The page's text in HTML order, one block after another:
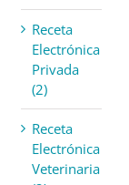
Receta
Electrónica
Privada
(2)
Receta
Electrónica
Veterinaria